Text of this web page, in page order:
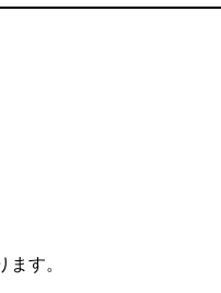
ます。